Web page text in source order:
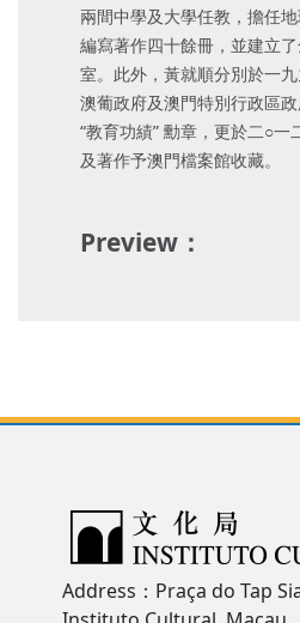
兩間中學及大學任教，擔任
編寫著作四十餘冊，並建立
室。此外，黃就順分別於一
澳葡政府及澳門特別行政區政
“教育功績” 勳章，更於二○一
及著作予澳門檔案館收藏。
Preview：
Address：Praça do Tap